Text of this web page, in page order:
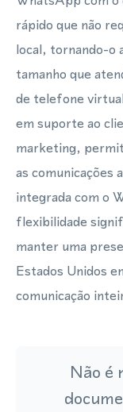
rápido que não
local, tornando-o
tamanho que
de telefone
em suporte ao
marketing,
as comunicações
integrada com o
flexibilidade
manter uma
Estados Unidos
comunicação
Não é